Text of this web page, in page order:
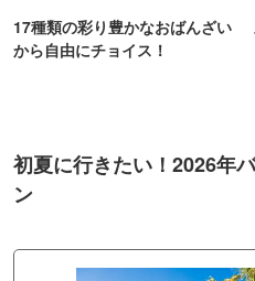
17種類の彩り豊かなおばんざい
から自由にチョイス！
初夏に行きたい！2026年
ン